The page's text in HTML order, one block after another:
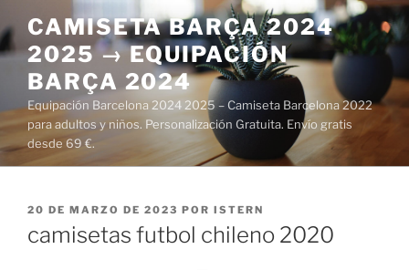
al
contenido
CAMISETA BARÇA 2024
2025 → EQUIPACIÓN
BARÇA 2024
Equipación Barcelona 2024 2025 – Camiseta Barcelona 2022
para adultos y niños. Personalización Gratuita. Envío gratis
desde 69 €.
PUBLICADO
20 DE MARZO DE 2023 POR ISTERN
camisetas futbol chileno 2020